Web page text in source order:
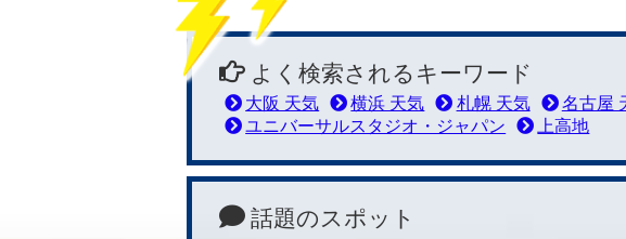
よく検索されるキーワード
大阪 天気 横浜 天気 札幌 天気 名古屋
ユニバーサルスタジオ・ジャパン
上高地
話題のスポット